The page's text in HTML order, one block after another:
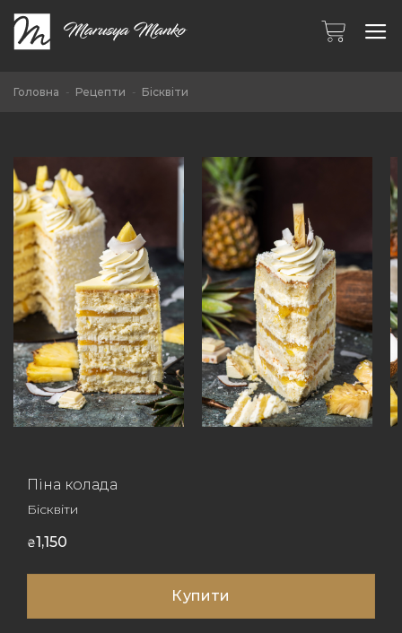
content
Головна - Рецепти - Бісквіти
Піна колада
Бісквіти
₴1,150
Купити